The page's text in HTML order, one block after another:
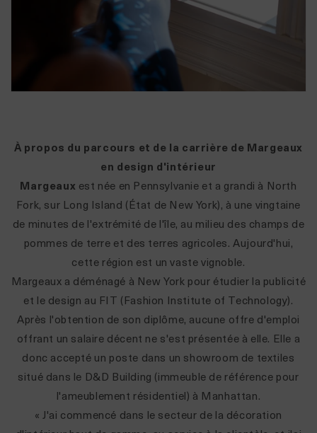
À propos du parcours et de la carrière de Margeaux
en design d'intérieur
Margeaux est née en Pennsylvanie et a grandi à North
Fork, sur Long Island (État de New York), à une vingtaine
de minutes de l'extrémité de l'île, au milieu des champs de
pommes de terre et des terres agricoles. Aujourd'hui,
cette région est un vaste vignoble.
Margeaux a déménagé à New York pour étudier la publicité
et le design au FIT (Fashion Institute of Technology).
Après l'obtention de son diplôme, aucune offre d'emploi
offrant un salaire décent ne s'est présentée à elle. Elle a
donc accepté un poste dans un showroom de textiles
situé dans le D&D Building (immeuble de référence pour
l'ameublement résidentiel) à Manhattan.
« J'ai commencé dans le secteur de la décoration